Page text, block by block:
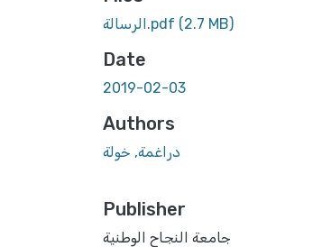
الرسالة.pdf (2.7 MB)
Date
2019-02-03
Authors
دراغمة, خولة
Publisher
جامعة النجاح الوطنية